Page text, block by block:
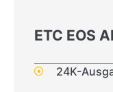
ETC EOS
24K-